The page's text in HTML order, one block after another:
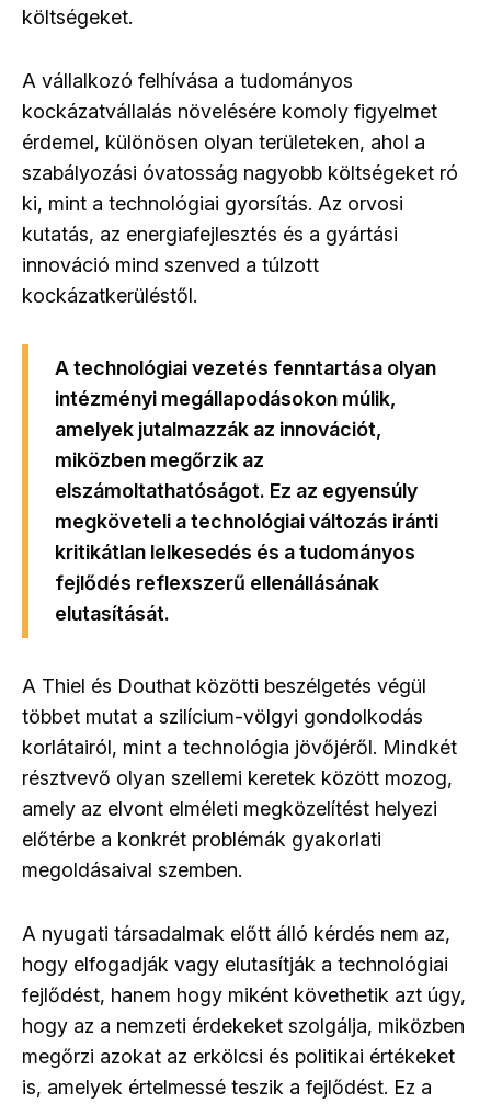
költségeket.
A vállalkozó felhívása a tudományos
kockázatvállalás növelésére komoly figyelmet
érdemel, különösen olyan területeken, ahol a
szabályozási óvatosság nagyobb költségeket ró
ki, mint a technológiai gyorsítás. Az orvosi
kutatás, az energiafejlesztés és a gyártási
innováció mind szenved a túlzott
kockázatkerüléstől.
A technológiai vezetés fenntartása olyan
intézményi megállapodásokon múlik,
amelyek jutalmazzák az innovációt,
miközben megőrzik az
elszámoltathatóságot. Ez az egyensúly
megköveteli a technológiai változás iránti
kritikátlan lelkesedés és a tudományos
fejlődés reflexszerű ellenállásának
elutasítását.
A Thiel és Douthat közötti beszélgetés végül
többet mutat a szilícium-völgyi gondolkodás
korlátairól, mint a technológia jövőjéről. Mindkét
résztvevő olyan szellemi keretek között mozog,
amely az elvont elméleti megközelítést helyezi
előtérbe a konkrét problémák gyakorlati
megoldásaival szemben.
A nyugati társadalmak előtt álló kérdés nem az,
hogy elfogadják vagy elutasítják a technológiai
fejlődést, hanem hogy miként követhetik azt úgy,
hogy az a nemzeti érdekeket szolgálja, miközben
megőrzi azokat az erkölcsi és politikai értékeket
is, amelyek értelmessé teszik a fejlődést. Ez a